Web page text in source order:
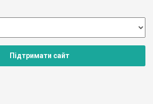
Підтримати сайт